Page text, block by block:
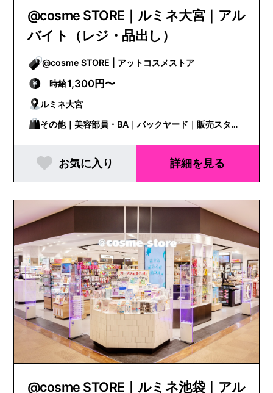
@cosme STORE｜ルミネ大宮｜アル
バイト（レジ・品出し）
@cosme STORE | アットコスメストア
時給1,300円〜
ルミネ大宮
その他｜美容部員・BA｜バックヤード｜販売スタッ
フ
お気に入り 詳細を見る
@cosme STORE｜ルミネ池袋｜アル